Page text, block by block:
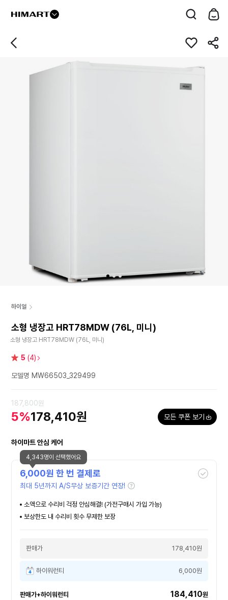
하이얼
소형 냉장고 HRT78MDW (76L, 미니)
소형 냉장고 HRT78MDW (76L, 미니)
별 5 (4)
모델명 MW66503_329499
187,800원
5%178,410원 모든 쿠폰 보기
하이마트 안심 케어
6,000원 한 번 결제로
최대 5년까지 A/S무상 보증기간 연장!
소액으로 수리비 걱정 안심해결! (가전구매시 가입 가능)
보상한도 내 수리비 횟수 무제한 보장
판매가 178,410원
하이워런티 6,000원
판매가+하이워런티 184,410원
4,343명이 선택했어요